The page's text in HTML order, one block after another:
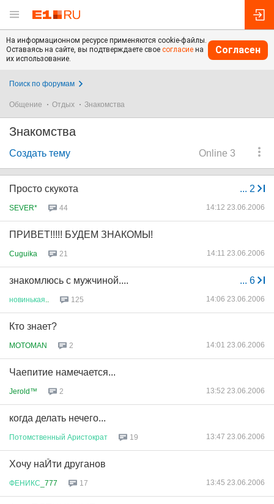
На информационном ресурсе применяются cookie-файлы.
Оставаясь на сайте, вы подтверждаете свое согласие на
их использование.
Согласен
Поиск по форумам
Общение Отдых Знакомства
Знакомства
Online 3
Создать тему
... 2
Просто скукота
SEVER* 44 14:12 23.06.2006
ПРИВЕТ!!!!! БУДЕМ ЗНАКОМЫ!
Cuguika 21 14:11 23.06.2006
... 6
знакомлюсь с мужчиной....
новинькая 125 14:06 23.06.2006
Кто знает?
MOTOMAN 2 14:01 23.06.2006
Чаепитие намечается...
Jerold™ 2 13:52 23.06.2006
когда делать нечего...
Потомственный Аристократ 19 13:47 23.06.2006
Хочу наЙти друганов
ФЕНИКС _777 17 13:45 23.06.2006